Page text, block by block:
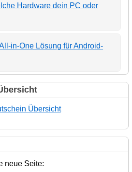
Hardware dein PC oder
in-One Lösung für Android-
Übersicht
neue Seite: